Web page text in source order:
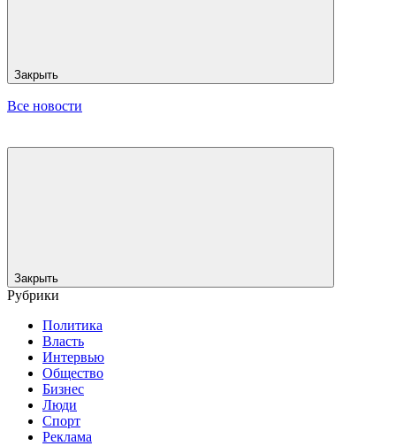
Закрыть
Все новости
Закрыть
Рубрики
Политика
Власть
Интервью
Общество
Бизнес
Люди
Спорт
Реклама